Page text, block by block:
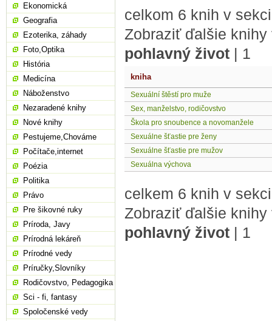
celkom 6 knih v
Zobraziť ďalšie
pohlavný život | 1
kniha
Sexuální štěstí pro muže
Sex, manželstvo, rodičovstvo
Škola pro snoubence a novomanžele
Sexuálne šťastie pre ženy
Sexuálne šťastie pre mužov
Sexuálna výchova
celkem 6 knih v sekci
Zobraziť ďalšie
pohlavný život | 1
Ekonomická
Geografia
Ezoterika, záhady
Foto,Optika
História
Medicína
Náboženstvo
Nezaradené knihy
Nové knihy
Pestujeme,Chováme
Počítače,internet
Poézia
Politika
Právo
Pre šikovné ruky
Príroda, Javy
Prírodná lekáreň
Prírodné vedy
Príručky,Slovníky
Rodičovstvo, Pedagogika
Sci - fi, fantasy
Spoločenské vedy